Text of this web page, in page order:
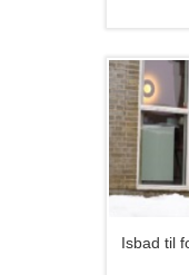
Isbad til